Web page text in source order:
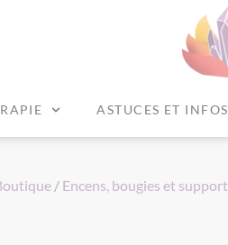
ASTUCES ET
/ Encens, bougies et